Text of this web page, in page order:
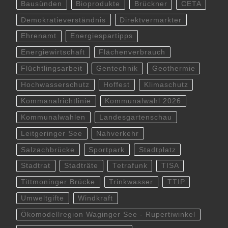
Bausünden Bioprodukte Brückner CETA
Demokratieverständnis Direktvermarkter
Ehrenamt Energiespartipps
Energiewirtschaft Flächenverbrauch
Flüchtlingsarbeit Gentechnik Geothermie
Hochwasserschutz Hoffest Klimaschutz
Kommanalrichtlinie Kommunalwahl 2026
Kommunalwahlen Landesgartenschau
Leitgeringer See Nahverkehr
Salzachbrücke Sportpark Stadtplatz
Stadtrat Stadträte Tetrafunk TISA
Tittmoninger Brücke Trinkwasser TTIP
Umweltgifte Windkraft
Ökomodellregion Waginger See - Rupertiwinkel